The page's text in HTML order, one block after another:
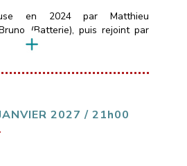
en 2024 par Matthieu
(Batterie), puis rejoint par
est né d’une envie
morceaux.Le groupe propose
[…]
2027 / 21h00